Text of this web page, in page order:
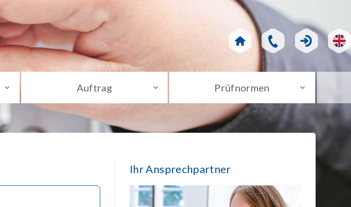
Auftrag Prüfnormen
Ihr Ansprechpartner